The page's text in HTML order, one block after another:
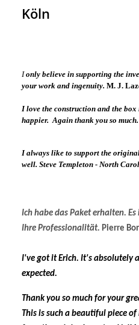
Köln
Ionly believe in supporting the
your work and ingenuity. M. J.
I love the construction and the
happier. Again thank you so much.
I always like to support the
well. Steve Templeton - North
Ich habe das Paket erhalten.
Ihre Professionalität. Pierre
I've got it Erich. It's absolutely
expected.
Thank you so much for your
This is such a beautiful piece